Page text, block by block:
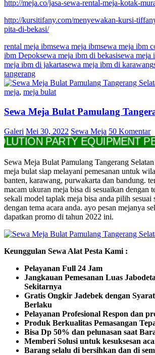
http://meja.co/jasa-sewa-rental-meja-kotak-
http://kursitifany.com/menyewakan-kursi-
pita-di-bekasi/
rental meja ibmsewa meja ibmsewa meja ibm
ibm Depoksewa meja ibm di bekasisewa meja
meja ibm di jakartasewa meja ibm di karawang
tangerang
meja, meja bulat
Sewa Meja Bulat Pamulang
Galeri Mei 30, 2022 Sewa Meja 50 Komentar
PARTY EQUIPMENT
Sewa Meja Bulat Pamulang Tangerang
meja bulat siap melayani pemesanan untuk
banten, karawang, purwakarta dan bandung.
macam ukuran meja bisa di sesuaikan dengan
sekali model taplak meja bisa anda pilih sesuai
dengan tema acara anda. ayo pesan mejanya
dapatkan promo di tahun 2022 ini.
Keunggulan Sewa Alat Pesta Kami :
Pelayanan Full 24 Jam
Jangkauan Pemesanan Luas
Sekitarnya
Gratis Ongkir Jadebek dengan
Berlaku
Pelayanan Profesional Respon dan
Produk Berkualitas Pemasangan
Bisa Dp 50% dan pelunasan saat
Memberi Solusi untuk kesuksesan
Barang selalu di bersihkan dan di